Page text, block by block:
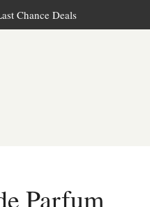
Chance Deals
Parfum